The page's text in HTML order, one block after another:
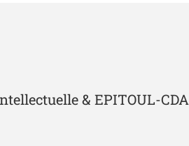
& EPITOUL-CDA